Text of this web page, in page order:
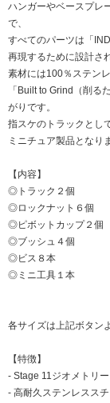
ハンガーやベースプレ
で、
すべてのパーツは「
再現するために設計さ
素材には100％ステン
「Built to Grind（削る
がりです。
指スケのトラックとし
ミニチュア製品となり
【内容】
◎トラック２個
◎ロックナット６個
◎ピボットカップ２個
◎ブッシュ４個
◎ビス８本
◎ミニ工具１本
各サイズは上記ボタン
【特徴】
- Stage 11ジオメトリ
- 高耐久ステンレスス